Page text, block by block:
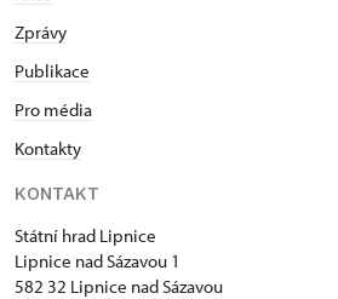
Zprávy
Publikace
Pro média
Kontakty
KONTAKT
Státní hrad Lipnice
Lipnice nad Sázavou 1
582 32 Lipnice nad Sázavou